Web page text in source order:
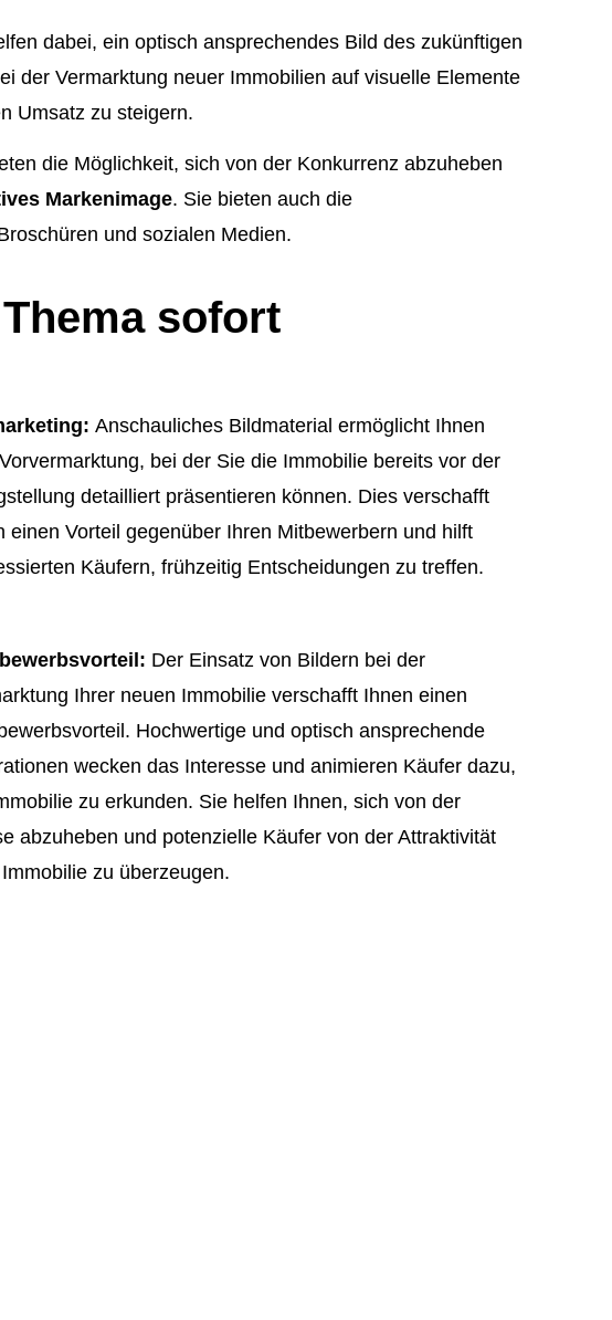
dabei, ein optisch ansprechendes Bild des zukünftigen
der Vermarktung neuer Immobilien auf visuelle Elemente
Umsatz zu steigern.
die Möglichkeit, sich von der Konkurrenz abzuheben
Markenimage. Sie bieten auch die
und sozialen Medien.
sofort
Anschauliches Bildmaterial ermöglicht Ihnen
bei der Sie die Immobilie bereits vor der
detailliert präsentieren können. Dies verschafft
einen Vorteil gegenüber Ihren Mitbewerbern und hilft
Käufern, frühzeitig Entscheidungen zu treffen.
Der Einsatz von Bildern bei der
Ihrer neuen Immobilie verschafft Ihnen einen
Hochwertige und optisch ansprechende
wecken das Interesse und animieren Käufer dazu,
zu erkunden. Sie helfen Ihnen, sich von der
abzuheben und potenzielle Käufer von der Attraktivität
zu überzeugen.